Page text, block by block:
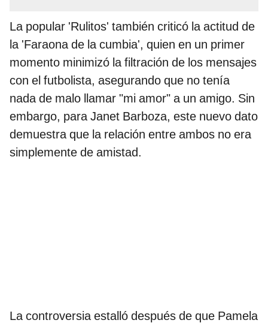
La popular 'Rulitos' también criticó la actitud de
la 'Faraona de la cumbia', quien en un primer
momento minimizó la filtración de los mensajes
con el futbolista, asegurando que no tenía
nada de malo llamar "mi amor" a un amigo. Sin
embargo, para Janet Barboza, este nuevo dato
demuestra que la relación entre ambos no era
simplemente de amistad.
La controversia estalló después de que Pamela